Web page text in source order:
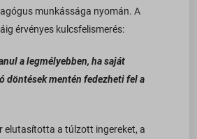
munkássága nyomán. A
érvényes kulcsfelismerés:
a legmélyebben, ha saját
döntések mentén fedezheti fel a
elutasította a túlzott ingereket, a